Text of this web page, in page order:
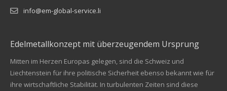
info@em-global-service.li
Edelmetallkonzept mit überzeugendem Ursprung
Mitten im Herzen Europas gelegen, sind die Schweiz und
Liechtenstein für ihre politische Sicherheit ebenso bekannt wie für
ihre wirtschaftliche Stabilität. In turbulenten Zeiten sind diese